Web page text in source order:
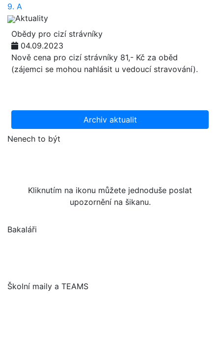
9. A
Aktuality
Obědy pro cizí strávníky
04.09.2023
Nově cena pro cizí strávníky 81,- Kč za oběd
(zájemci se mohou nahlásit u vedoucí stravování).
Archiv aktualit
Nenech to být
Kliknutím na ikonu můžete jednoduše poslat
upozornění na šikanu.
Bakaláři
Školní maily a TEAMS